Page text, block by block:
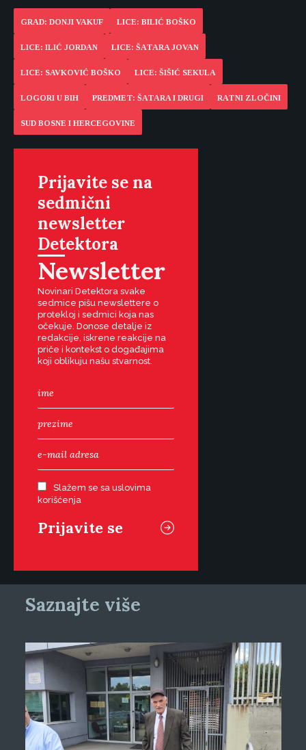
GRAD: DONJI VAKUF LICE: BILIĆ BOŠKO
LICE: ILIĆ JORDAN LICE: ŠATARA JOVAN
LICE: SAVKOVIĆ BOŠKO LICE: ŠIŠIĆ SEKULA
LOGORI U BIH PREDMET: ŠATARA I DRUGI RATNI ZLOČINI
SUD BOSNE I HERCEGOVINE
Prijavite se na
sedmični
newsletter
Detektora
Newsletter
Novinari Detektora svake
sedmice pišu newslettere o
protekloj i sedmici koja nas
očekuje. Donose detalje iz
redakcije, iskrene reakcije na
priče i kontekst o događajima
koji oblikuju našu stvarnost.
Slažem se sa uslovima
korišćenja
Saznajte više